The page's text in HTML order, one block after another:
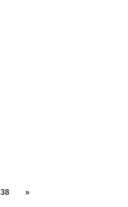
38 »